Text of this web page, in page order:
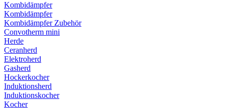
Kombidämpfer
Kombidämpfer
Kombidämpfer Zubehör
Convotherm mini
Herde
Ceranherd
Elektroherd
Gasherd
Hockerkocher
Induktionsherd
Induktionskocher
Kocher